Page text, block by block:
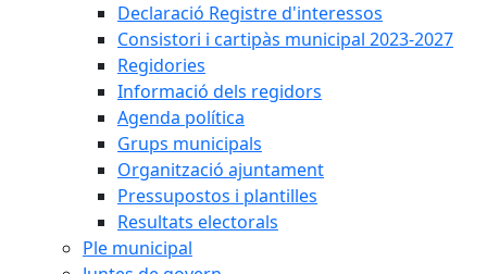
Declaració Registre d'interessos
Consistori i cartipàs municipal 2023-2027
Regidories
Informació dels regidors
Agenda política
Grups municipals
Organització ajuntament
Pressupostos i plantilles
Resultats electorals
Ple municipal